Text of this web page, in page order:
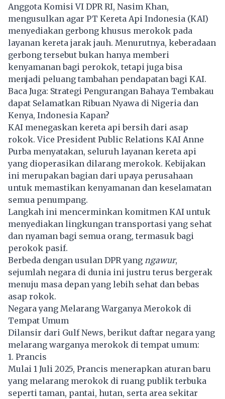
Anggota Komisi VI DPR RI, Nasim Khan,
mengusulkan agar PT Kereta Api Indonesia (KAI)
menyediakan gerbong khusus merokok pada
layanan kereta jarak jauh. Menurutnya, keberadaan
gerbong tersebut bukan hanya memberi
kenyamanan bagi perokok, tetapi juga bisa
menjadi peluang tambahan pendapatan bagi KAI.
Baca Juga: Strategi Pengurangan Bahaya Tembakau
dapat Selamatkan Ribuan Nyawa di Nigeria dan
Kenya, Indonesia Kapan?
KAI menegaskan kereta api bersih dari asap
rokok. Vice President Public Relations KAI Anne
Purba menyatakan, seluruh layanan kereta api
yang dioperasikan dilarang merokok. Kebijakan
ini merupakan bagian dari upaya perusahaan
untuk memastikan kenyamanan dan keselamatan
semua penumpang.
Langkah ini mencerminkan komitmen KAI untuk
menyediakan lingkungan transportasi yang sehat
dan nyaman bagi semua orang, termasuk bagi
perokok pasif.
Berbeda dengan usulan DPR yang ngawur,
sejumlah negara di dunia ini justru terus bergerak
menuju masa depan yang lebih sehat dan bebas
asap rokok.
Negara yang Melarang Warganya Merokok di
Tempat Umum
Dilansir dari Gulf News, berikut daftar negara yang
melarang warganya merokok di tempat umum:
1. Prancis
Mulai 1 Juli 2025, Prancis menerapkan aturan baru
yang melarang merokok di ruang publik terbuka
seperti taman, pantai, hutan, serta area sekitar